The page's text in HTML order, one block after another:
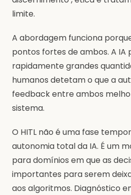
limite.
A abordagem funciona
pontos fortes de ambos. A IA
rapidamente grandes
humanos detetam o que a
feedback entre ambos
sistema.
O HITL não é uma fase
autonomia total da IA. É um
para domínios em que as
importantes para serem
aos algoritmos. Diagnóstico